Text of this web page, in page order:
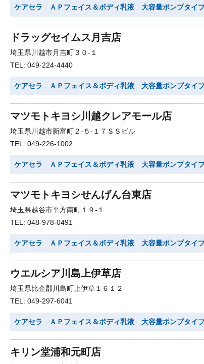
ケアセラ ＡＰフェイス＆ボディ乳液 大容量ポンプタイ
ドラッグセイムス月吉店
埼玉県川越市月吉町３０-１
TEL: 049-224-4440
ケアセラ ＡＰフェイス＆ボディ乳液 大容量ポンプタイ
マツモトキヨシ川越クレアモール店
埼玉県川越市新富町２-５-１７ＳＳビル
TEL: 049-226-1002
ケアセラ ＡＰフェイス＆ボディ乳液 大容量ポンプタイ
マツモトキヨシせんげん台東店
埼玉県越谷市平方南町１９-１
TEL: 048-978-0491
ケアセラ ＡＰフェイス＆ボディ乳液 大容量ポンプタイ
ウエルシア川島上伊草店
埼玉県比企郡川島町上伊草１６１２
TEL: 049-297-6041
ケアセラ ＡＰフェイス＆ボディ乳液 大容量ポンプタイ
キリン堂浦和元町店